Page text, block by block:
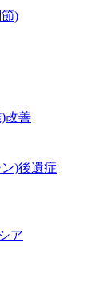
)
改善
)後遺症
ア